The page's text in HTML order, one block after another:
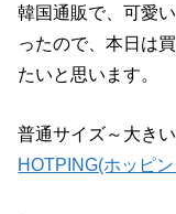
韓国通販で、可愛
ったので、本日は
たいと思います。
普通サイズ～大き
HOTPING(ホッピ